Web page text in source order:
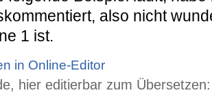
also nicht
1 ist.
in Online-Editor
hier editierbar zum Übersetzen: